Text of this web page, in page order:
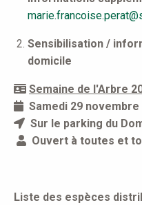
Sensibilisation /
domicile
Semaine de l'Arbre
Samedi 29
Sur le parking du
Ouvert à toutes et
Liste des espèces